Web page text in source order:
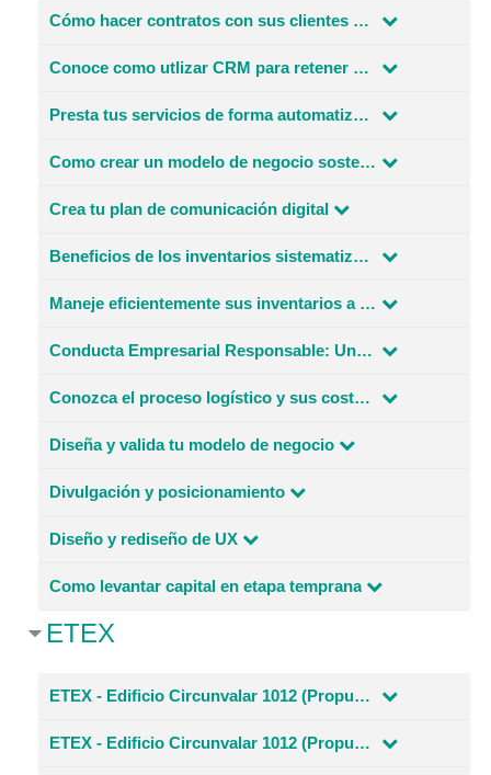
Cómo hacer contratos con sus clientes y proveedores
Conoce como utlizar CRM para retener clientes
Presta tus servicios de forma automatizada
Como crear un modelo de negocio sostenible
Crea tu plan de comunicación digital
Beneficios de los inventarios sistematizados
Maneje eficientemente sus inventarios a través de la sistematización
Conducta Empresarial Responsable: Una mirada desde los DDHH
Conozca el proceso logístico y sus costos para exportar
Diseña y valida tu modelo de negocio
Divulgación y posicionamiento
Diseño y rediseño de UX
Como levantar capital en etapa temprana
ETEX
ETEX - Edificio Circunvalar 1012 (Propuesta 1)
ETEX - Edificio Circunvalar 1012 (Propuesta 2)